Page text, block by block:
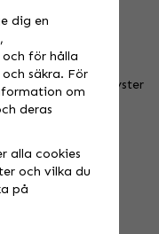
plats.
aldrig tappar lyster
dig en
och för hålla
säkra. För
om
deras
alla cookies
och vilka du
på